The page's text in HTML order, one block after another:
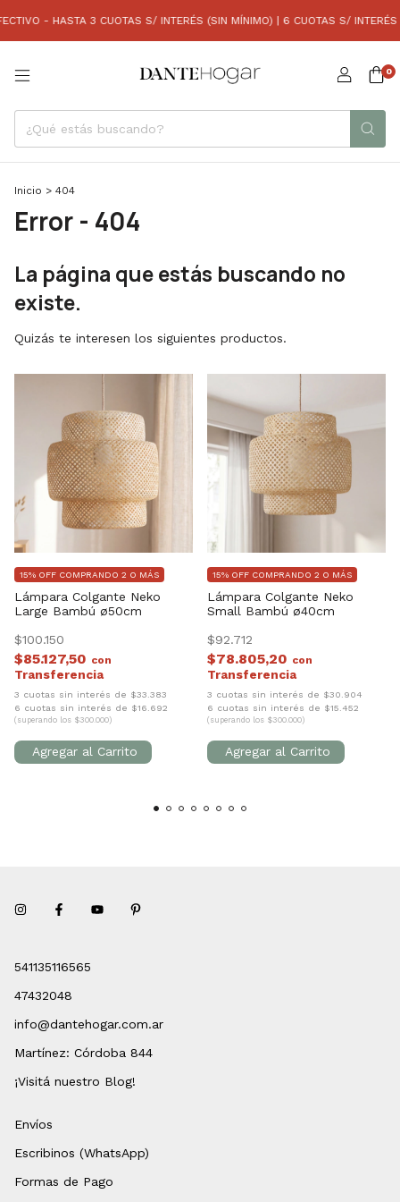
- HASTA 3 CUOTAS S/ INTERÉS (SIN MÍNIMO) | 6 CUOTAS S/ INTERÉS
0
Inicio > 404
Error - 404
La página que estás buscando no
existe.
Quizás te interesen los siguientes productos.
Lámpara Colgante Neko
Large Bambú ø50cm
$100.150
15% OFF COMPRANDO 2 O MÁS
$85.127,50 con
3 cuotas sin interés de $33.383
6 cuotas sin interés de $16.692
(superando los $300.000)
Lámpara Colgante Neko
Small Bambú ø40cm
$92.712
15% OFF COMPRANDO 2 O MÁS
$78.805,20 con
3 cuotas sin interés de $30.904
6 cuotas sin interés de $15.452
(superando los $300.000)
541135116565
47432048
info@dantehogar.com.ar
Martínez: Córdoba 844
¡Visitá nuestro Blog!
Envíos
Escribinos (WhatsApp)
Formas de Pago